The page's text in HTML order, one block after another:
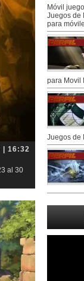
| 16:32
al 30
Móvil
Juegos de
para
para Movil
Juegos de